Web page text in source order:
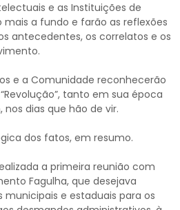
e as Instituições de
mais a fundo e farão as reflexões
antecedentes, os correlatos e os
e a Comunidade reconhecerão
tanto em sua época
dias que hão de vir.
dos fatos, em resumo.
a primeira reunião com
Fagulha, que desejava
municipais e estaduais para os